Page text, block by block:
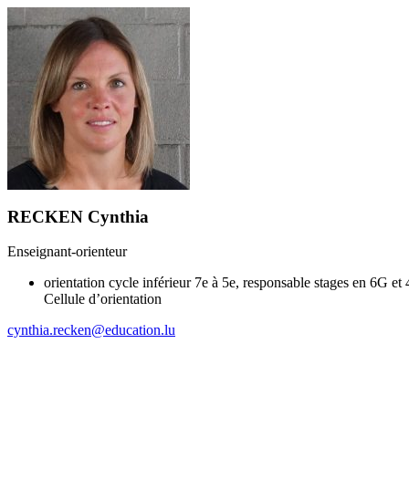
RECKEN Cynthia
Enseignant-orienteur
orientation cycle inférieur 7e à 5e, responsable stages en 6G
Cellule d’orientation
cynthia.recken@education.lu